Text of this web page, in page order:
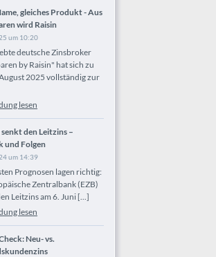
gleiches Produkt - Aus
wird Raisin
um 10:20
deutsche Zinsbroker
by Raisin" hat sich zu
2025 vollständig zur
lesen
senkt den Leitzins –
und Folgen
um 14:39
Prognosen lagen richtig:
Zentralbank (EZB)
Leitzins am 6. Juni [...]
lesen
Neu- vs.